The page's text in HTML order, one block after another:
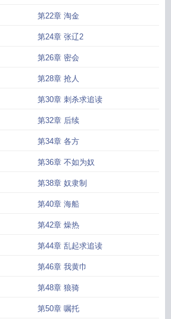
第22章 淘金
第24章 张辽2
第26章 密会
第28章 抢人
第30章 刺杀求追读
第32章 后续
第34章 各方
第36章 不如为奴
第38章 奴隶制
第40章 海船
第42章 燥热
第44章 乱起求追读
第46章 我黄巾
第48章 狼骑
第50章 嘱托